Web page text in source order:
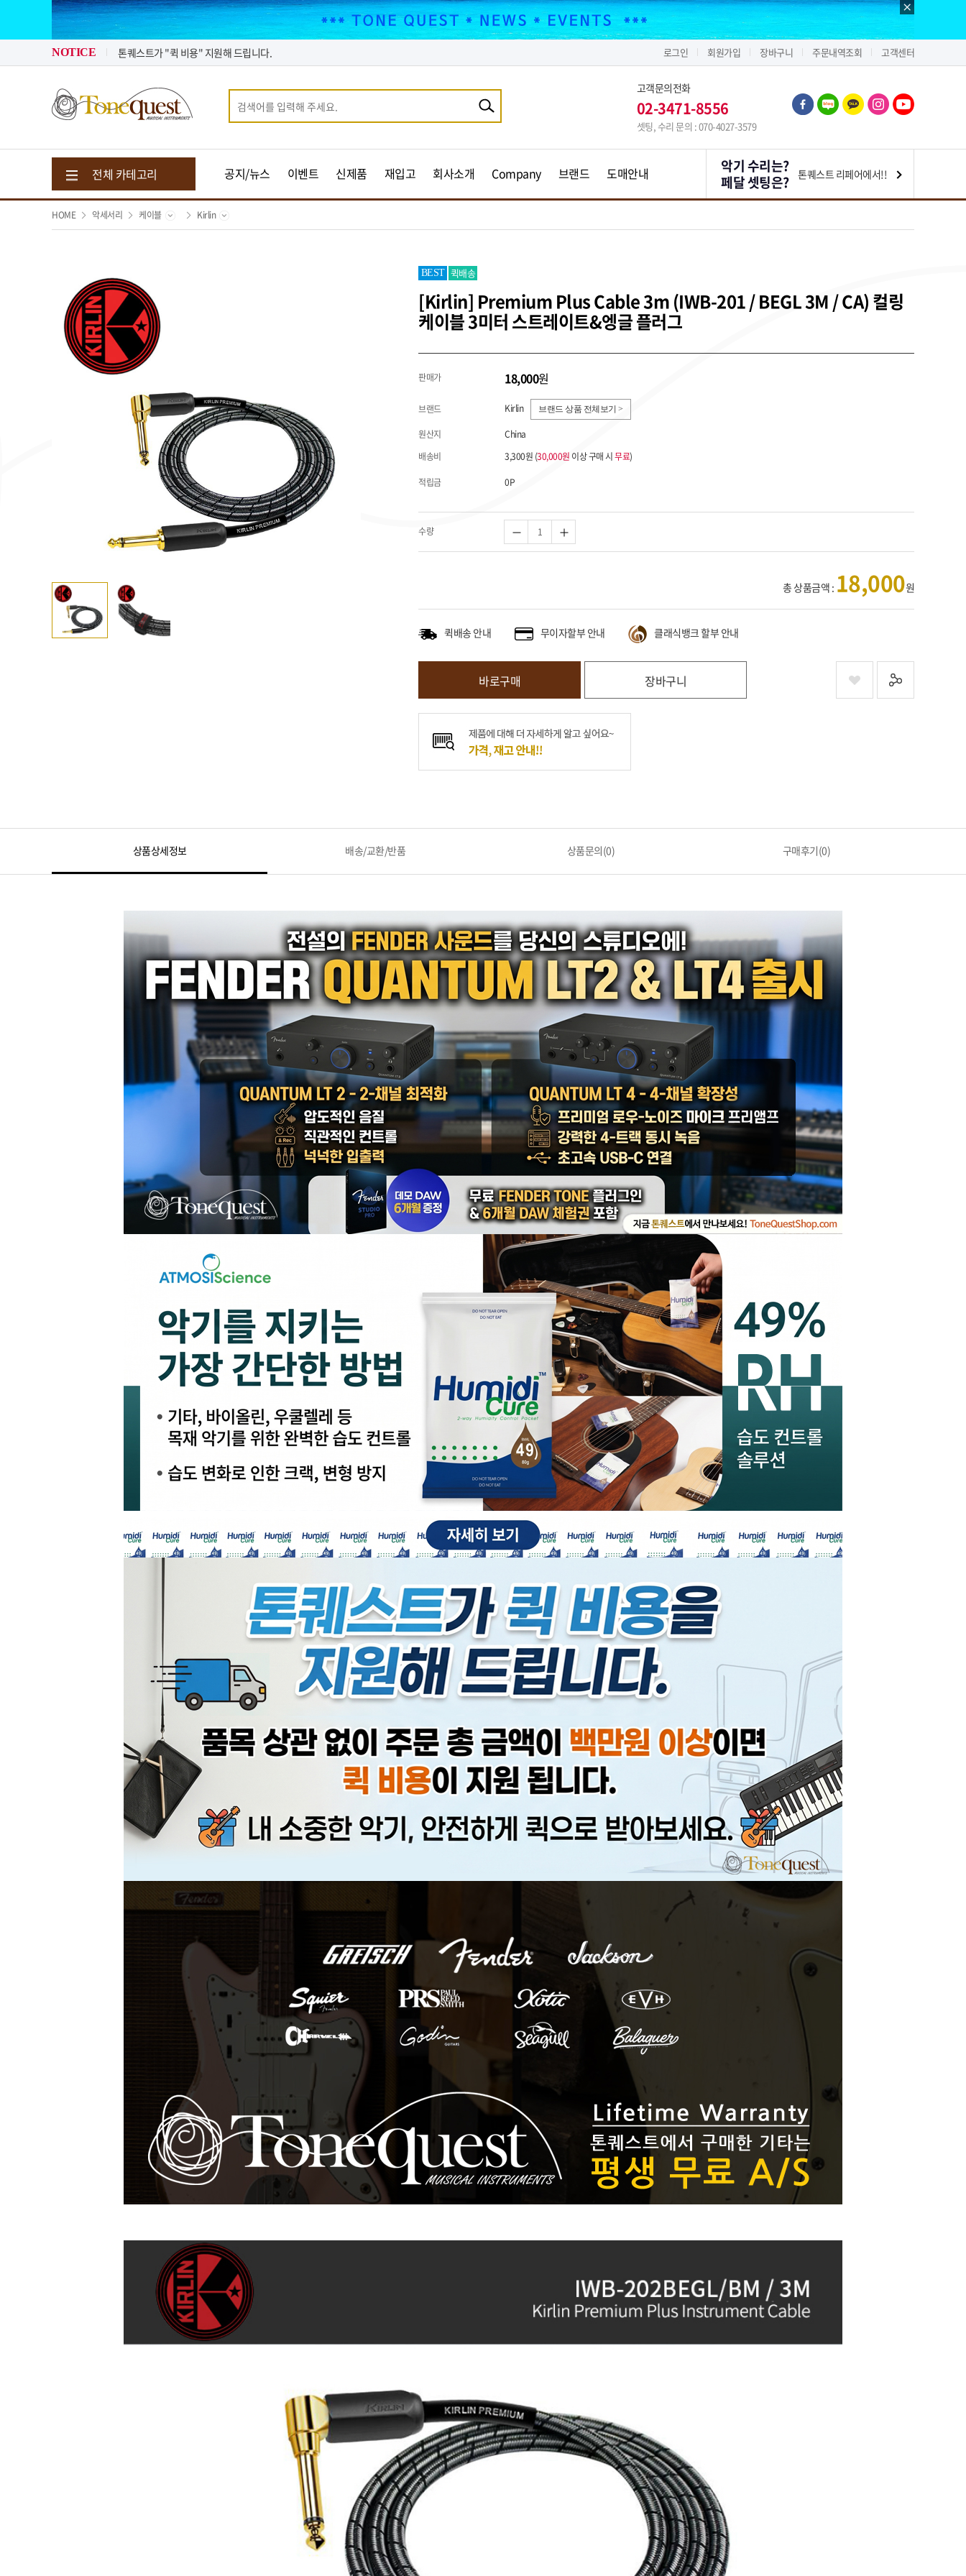
NOTICE
2026년 07월 뉴스 & 입고 소식
톤퀘스트가 "퀵 비용" 지원해 드립니다.
로그인 회원가입 장바구니 주문내역조회 고객센터
고객문의전화
02-3471-8556
셋팅, 수리 문의 : 070-4027-3579
전체 카테고리 공지/뉴스 이벤트 신제품 재입고 회사소개 Company 브랜드 도매안내
악기 수리는?
페달 셋팅은?
톤퀘스트 리페어에서!!
HOME 악세서리 케이블 Kirlin
BEST 퀵배송
[Kirlin] Premium Plus Cable 3m (IWB-201 / BEGL 3M / CA) 컬링
케이블 3미터 스트레이트&엥글 플러그
판매가 18,000원
브랜드 Kirlin 브랜드 상품 전체보기 >
원산지
China
배송비
3,300원 (30,000원 이상 구매 시무료)
적립금
0P
수량
총 상품금액 : 18,000원
퀵배송 안내 무이자할부 안내 클래식뱅크 할부 안내
바로구매 장바구니
상품상세정보 배송/교환/반품 상품문의(0) 구매후기(0)